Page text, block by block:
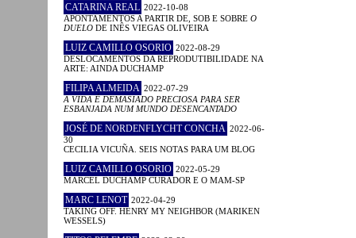
CATARINA REAL 2022-10-08
APONTAMENTOS A PARTIR DE, SOB E SOBRE O
DUELO DE INÊS VIEGAS OLIVEIRA
LUIZ CAMILLO OSORIO 2022-08-29
DESLOCAMENTOS DA REPRODUTIBILIDADE NA
ARTE: AINDA DUCHAMP
FILIPA ALMEIDA 2022-07-29
A VIDA É DEMASIADO PRECIOSA PARA SER
ESBANJADA NUM MUNDO DESENCANTADO
JOSÉ DE NORDENFLYCHT CONCHA 2022-06-
30
CECILIA VICUÑA. SEIS NOTAS PARA UM BLOG
LUIZ CAMILLO OSORIO 2022-05-29
MARCEL DUCHAMP CURADOR E O MAM-SP
MARC LENOT 2022-04-29
TAKING OFF. HENRY MY NEIGHBOR (MARIKEN
WESSELS)